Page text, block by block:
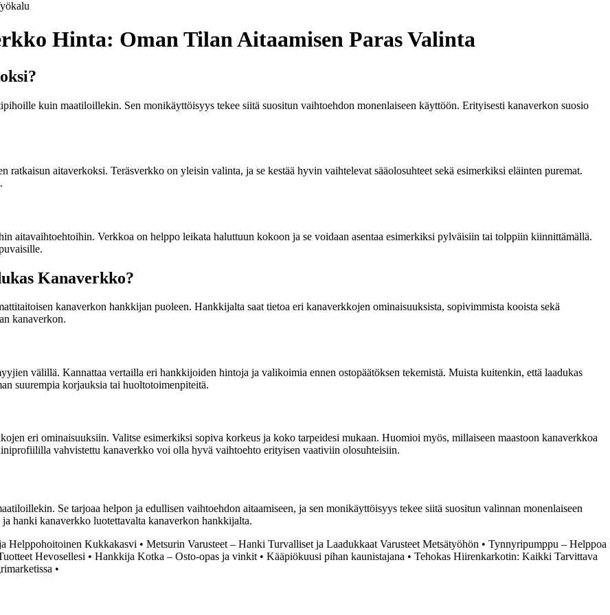
Hinta: Oman Tilan Aitaamisen Paras Valinta
kuin maatiloillekin. Sen monikäyttöisyys tekee siitä suositun vaihtoehdon monenlaiseen käyttöön. Erityisesti kanaverkon suosio
ratkaisun aitaverkoksi. Teräsverkko on yleisin valinta, ja se kestää hyvin vaihtelevat sääolosuhteet sekä esimerkiksi eläinten puremat.
aitavaihtoehtoihin. Verkkoa on helppo leikata haluttuun kokoon ja se voidaan asentaa esimerkiksi pylväisiin tai tolppiin kiinnittämällä.
Kanaverkko?
kanaverkon hankkijan puoleen. Hankkijalta saat tietoa eri kanaverkkojen ominaisuuksista, sopivimmista kooista sekä
kanaverkon.
välillä. Kannattaa vertailla eri hankkijoiden hintoja ja valikoimia ennen ostopäätöksen tekemistä. Muista kuitenkin, että laadukas
suurempia korjauksia tai huoltotoimenpiteitä.
eri ominaisuuksiin. Valitse esimerkiksi sopiva korkeus ja koko tarpeidesi mukaan. Huomioi myös, millaiseen maastoon kanaverkkoa
vahvistettu kanaverkko voi olla hyvä vaihtoehto erityisen vaativiin olosuhteisiin.
Se tarjoaa helpon ja edullisen vaihtoehdon aitaamiseen, ja sen monikäyttöisyys tekee siitä suositun valinnan monenlaiseen
hanki kanaverkko luotettavalta kanaverkon hankkijalta.
Helppohoitoinen Kukkakasvi • Metsurin Varusteet – Hanki Turvalliset ja Laadukkaat Varusteet Metsätyöhön • Tynnyripumppu – Helppoa
Hevosellesi • Hankkija Kotka – Osto-opas ja vinkit • Kääpiökuusi pihan kaunistajana • Tehokas Hiirenkarkotin: Kaikki Tarvittava
•